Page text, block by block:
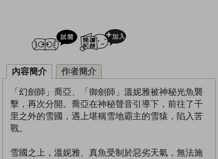
試閲
內容簡介 作者簡介
「幻劍師」喬亞、「御劍師」溫妮雅被神秘光魚襲
擊，再次分開。喬亞在神秘聲音引導下，前往了千
里之外的雪國，遇上堪稱雪地霸主的雪猿，陷入苦
戰。
雪國之上，溫妮雅、真魚受制於惡劣天氣，無法施